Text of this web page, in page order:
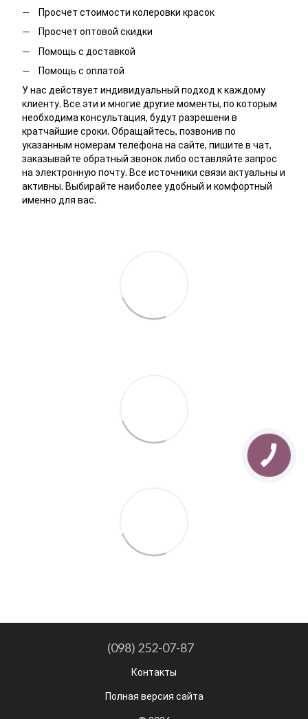
Просчет стоимости колеровки красок
Просчет оптовой скидки
Помощь с доставкой
Помощь с оплатой
У нас действует индивидуальный подход к каждому
клиенту. Все эти и многие другие моменты, по которым
необходима консультация, будут разрешени в
кратчайшие сроки. Обращайтесь, позвонив по
указанным номерам телефона на сайте, пишите в чат,
заказывайте обратный звонок либо оставляйте запрос
на электронную почту. Все источники связи актуальны и
активны. Выбирайте наиболее удобный и комфортный
именно для вас.
(098) 252-07-87
Контакты
Полная версия сайта